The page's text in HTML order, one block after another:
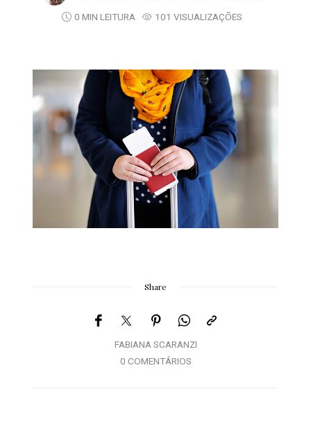
0 MIN LEITURA
101 VISUALIZAÇÕES
Share
FABIANA SCARANZI
0 COMENTÁRIOS